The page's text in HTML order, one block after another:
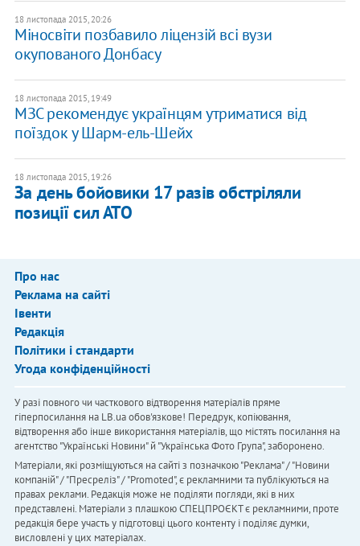
18 листопада 2015, 20:26
Міносвіти позбавило ліцензій всі вузи
окупованого Донбасу
18 листопада 2015, 19:49
МЗС рекомендує українцям утриматися від
поїздок у Шарм-ель-Шейх
18 листопада 2015, 19:26
За день бойовики 17 разів обстріляли
позиції сил АТО
Про нас
Реклама на сайті
Івенти
Редакція
Політики і стандарти
Угода конфіденційності
У разі повного чи часткового відтворення матеріалів пряме
гіперпосилання на LB.ua обов'язкове! Передрук, копіювання,
відтворення або інше використання матеріалів, що містять посилання на
агентство "Українськi Новини" й "Українська Фото Група", заборонено.
Матеріали, які розміщуються на сайті з позначкою "Реклама" / "Новини
компаній" / "Пресреліз" / "Promoted", є рекламними та публікуються на
правах реклами. Редакція може не поділяти погляди, які в них
представлені. Матеріали з плашкою СПЕЦПРОЄКТ є рекламними, проте
редакція бере участь у підготовці цього контенту і поділяє думки,
висловлені у цих матеріалах.